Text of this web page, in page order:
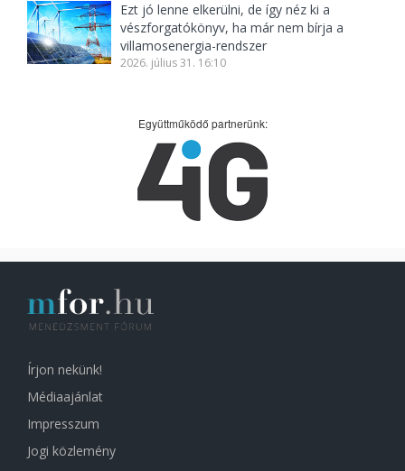
Ezt jó lenne elkerülni, de így néz ki a
vészforgatókönyv, ha már nem bírja a
villamosenergia-rendszer
2026. július 31. 16:10
Együttműködő partnerünk:
Írjon nekünk!
Médiaajánlat
Impresszum
Jogi közlemény